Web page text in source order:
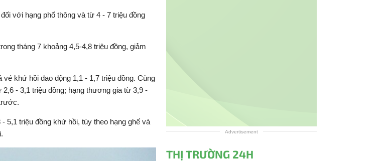
với hạng phổ thông và từ 4 - 7 triệu đồng
tháng 7 khoảng 4,5-4,8 triệu đồng, giảm
khứ hồi dao động 1,1 - 1,7 triệu đồng. Cùng
- 3,1 triệu đồng; hạng thương gia từ 3,9 -
5,1 triệu đồng khứ hồi, tùy theo hạng ghế và
Advertisement
THỊ TRƯỜNG 24H